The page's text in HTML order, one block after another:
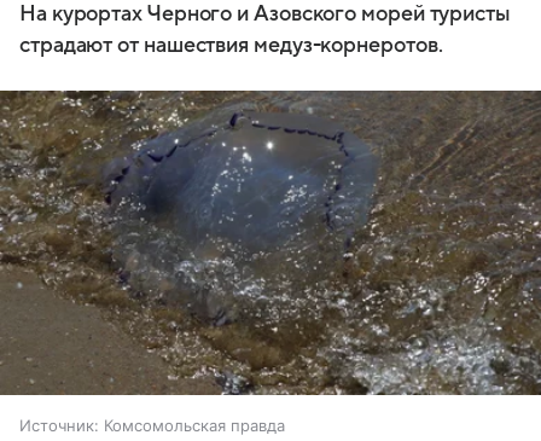
На курортах Черного и Азовского морей туристы
страдают от нашествия медуз-корнеротов.
Источник: Комсомольская правда